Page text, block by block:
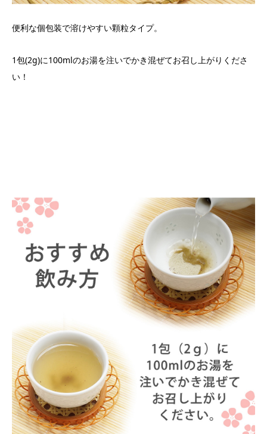
便利な個包装で溶けやすい顆粒タイプ。
1包(2g)に100mlのお湯を注いでかき混ぜてお召し上がりくださ
い！